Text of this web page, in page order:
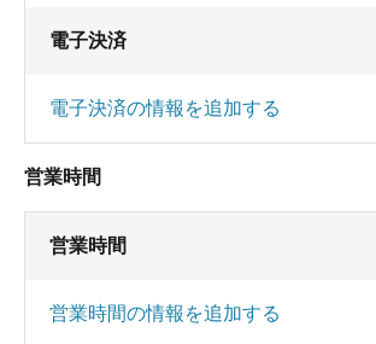
電子決済
電子決済の情報を追加する
営業時間
営業時間
営業時間の情報を追加する